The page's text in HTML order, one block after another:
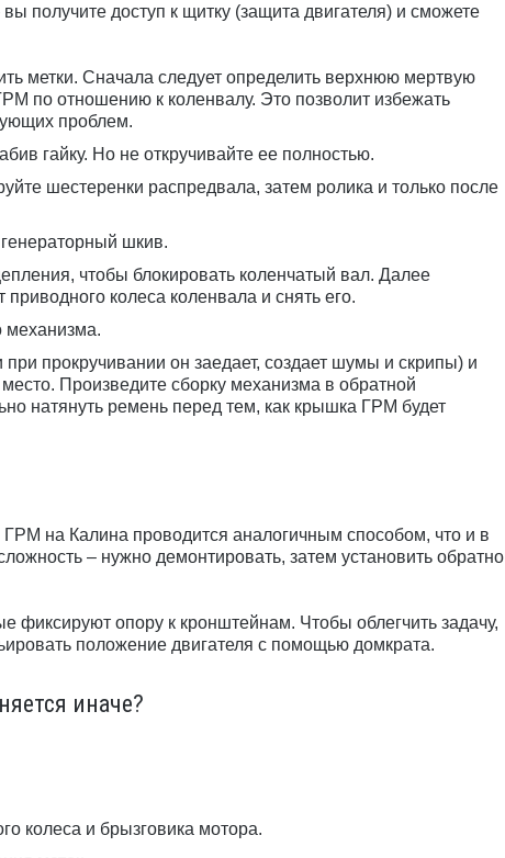
получите доступ к щитку (защита двигателя) и сможете
метки. Сначала следует определить верхнюю мертвую
по отношению к коленвалу. Это позволит избежать
проблем.
гайку. Но не откручивайте ее полностью.
шестеренки распредвала, затем ролика и только после
шкив.
чтобы блокировать коленчатый вал. Далее
колеса коленвала и снять его.
механизма.
прокручивании он заедает, создает шумы и скрипы) и
Произведите сборку механизма в обратной
натянуть ремень перед тем, как крышка ГРМ будет
на Калина проводится аналогичным способом, что и в
– нужно демонтировать, затем установить обратно
фиксируют опору к кронштейнам. Чтобы облегчить задачу,
положение двигателя с помощью домкрата.
иначе?
колеса и брызговика мотора.